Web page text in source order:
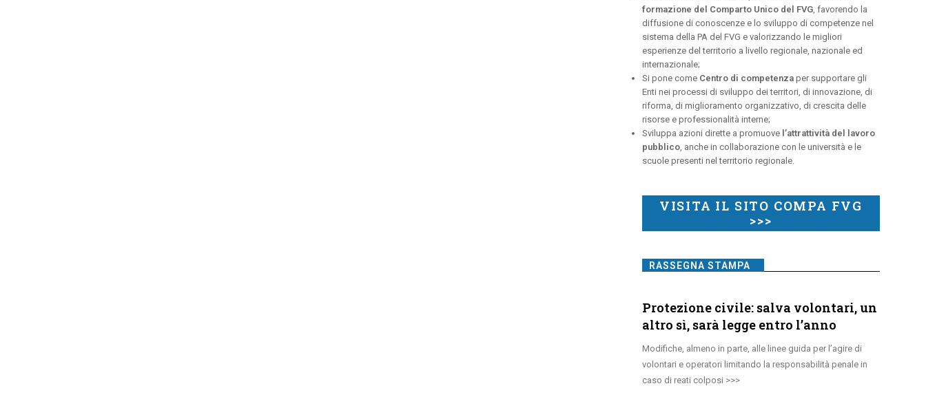
formazione del Comparto Unico del FVG, favorendo la
diffusione di conoscenze e lo sviluppo di competenze nel
sistema della PA del FVG e valorizzando le migliori
esperienze del territorio a livello regionale, nazionale ed
internazionale;
Si pone come Centro di competenzaper supportare gli
Enti nei processi di sviluppo dei territori, di innovazione, di
riforma, di miglioramento organizzativo, di crescita delle
risorse e professionalità interne;
Sviluppa azioni dirette a promuove l’attrattività del lavoro
pubblico, anche in collaborazione con le università e le
scuole presenti nel territorio regionale.
VISITA IL SITO COMPA FVG
>>>
RASSEGNA STAMPA
Protezione civile: salva volontari, un
altro sì, sarà legge entro l’anno
Modifiche, almeno in parte, alle linee guida per l’agire di
volontari e operatori limitando la responsabilità penale in
caso di reati colposi